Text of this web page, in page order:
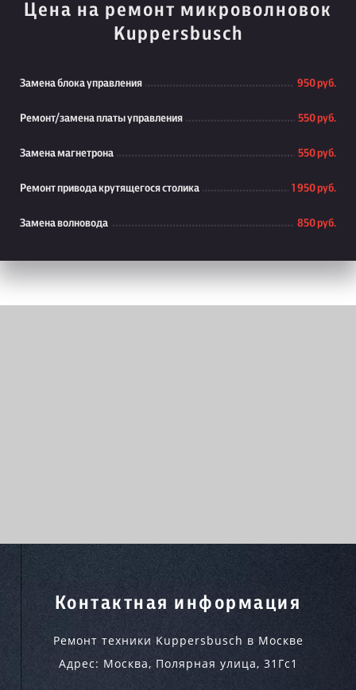
Цена на ремонт микроволновок
Kuppersbusch
Замена блока управления 950 руб.
Ремонт/замена платы управления 550 руб.
Замена магнетрона 550 руб.
Ремонт привода крутящегося столика 1 950 руб.
Замена волновода 850 руб.
Контактная информация
Ремонт техники Kuppersbusch в Москве
Адрес: Москва, Полярная улица, 31Гс1